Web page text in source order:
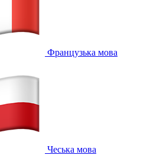
Французька мова
Чеська мова